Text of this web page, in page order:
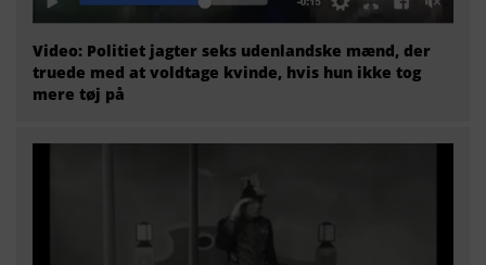
Video: Politiet jagter seks udenlandske mænd, der
truede med at voldtage kvinde, hvis hun ikke tog
mere tøj på